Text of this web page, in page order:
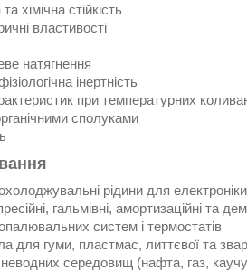
хімічна стійкість
властивості
натягнення
інертність
при температурних
сполуками
рідини для
гальмівні, амортизаційні та
систем і термостатів
для гуми, пластмас, литтєвої та
середовищ (нафта, газ,